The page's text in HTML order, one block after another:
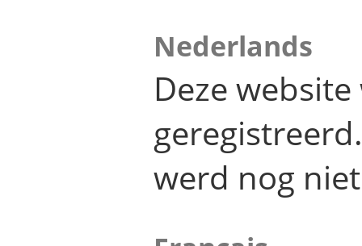
Nederlands
Deze
werd nog